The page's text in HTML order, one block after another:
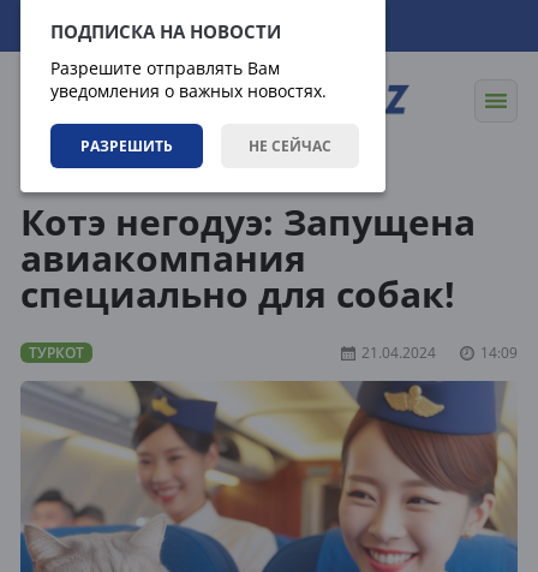
ПОДПИСКА НА НОВОСТИ
Разрешите отправлять Вам
уведомления о важных новостях.
РАЗРЕШИТЬ НЕ СЕЙЧАС
07.08.2026 09:03:07
Котэ негодуэ: Запущена
авиакомпания
специально для собак!
ТУРКОТ 21.04.2024 14:09